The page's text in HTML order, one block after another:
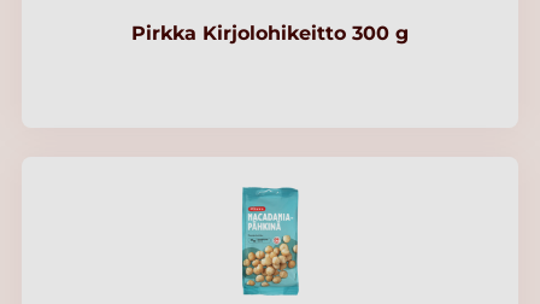
Pirkka Kirjolohikeitto 300 g